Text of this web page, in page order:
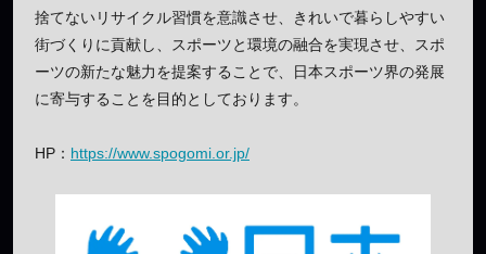
捨てないリサイクル習慣を意識させ、きれいで暮らしやすい
街づくりに貢献し、スポーツと環境の融合を実現させ、スポ
ーツの新たな魅力を提案することで、日本スポーツ界の発展
に寄与することを目的としております。
HP： https://www.spogomi.or.jp/